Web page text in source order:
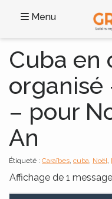
Menu
Cuba en
organisé
– pour
An
Étiqueté : Caraïbes, cuba, Noël,
Affichage de 1